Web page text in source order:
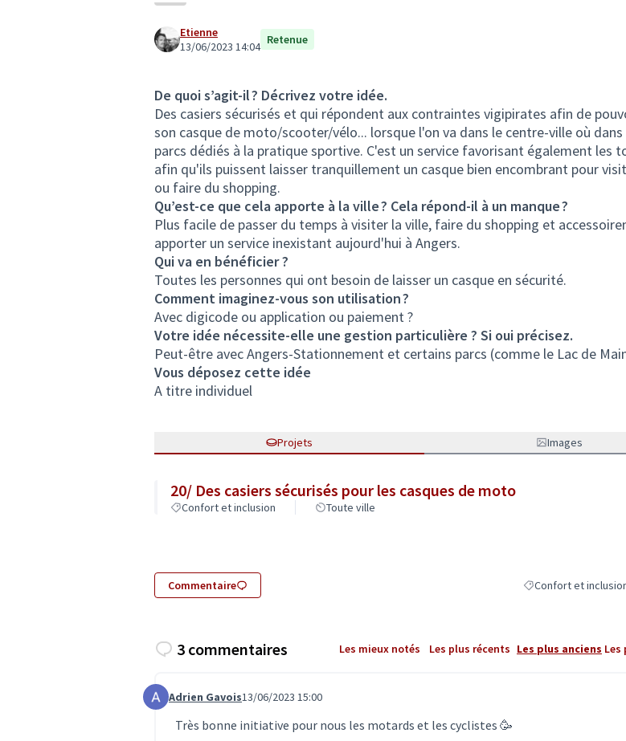
Etienne
13/06/2023 14:04 Retenue
De quoi s’agit-il ? Décrivez votre idée.
Des casiers sécurisés et qui répondent aux contraintes vigipirates afin de
son casque de moto/scooter/vélo... lorsque l'on va dans le centre-ville où
parcs dédiés à la pratique sportive. C'est un service favorisant également les
afin qu'ils puissent laisser tranquillement un casque bien encombrant pour
ou faire du shopping.
Qu’est-ce que cela apporte à la ville ? Cela répond-il à un manque ?
Plus facile de passer du temps à visiter la ville, faire du shopping et
apporter un service inexistant aujourd'hui à Angers.
Qui va en bénéficier ?
Toutes les personnes qui ont besoin de laisser un casque en sécurité.
Comment imaginez-vous son utilisation ?
Avec digicode ou application ou paiement ?
Votre idée nécessite-elle une gestion particulière ? Si oui précisez.
Peut-être avec Angers-Stationnement et certains parcs (comme le Lac de
Vous déposez cette idée
A titre individuel
Projets Images
20/ Des casiers sécurisés pour les casques de moto
Confort et inclusion Toute ville
Commentaire Filtrer les résultats
Confort et
3 commentaires Les mieux notés Les plus récents Les plus anciens Les
Commentaire 6563
Adrien Gavois13/06/2023 15:00
Très bonne initiative pour nous les motards et les cyclistes 🥳